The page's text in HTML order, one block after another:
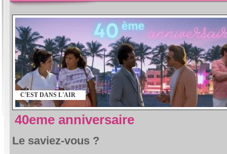
C'EST DANS L'AIR
40eme anniversaire
Le saviez-vous ?